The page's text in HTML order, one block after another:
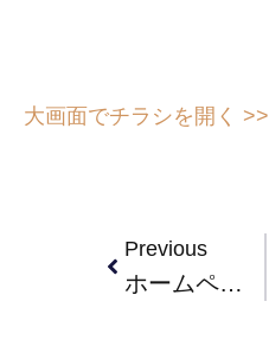
大画面でチラシを開く >>
Previous
ホームページをリニューアルしました。